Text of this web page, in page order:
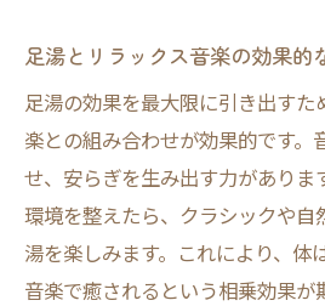
足湯とリラックス音楽の効果的
足湯の効果を最大限に引き出す
楽との組み合わせが効果的です。
せ、安らぎを生み出す力がありま
環境を整えたら、クラシックや自
湯を楽しみます。これにより、体
音楽で癒されるという相乗効果が